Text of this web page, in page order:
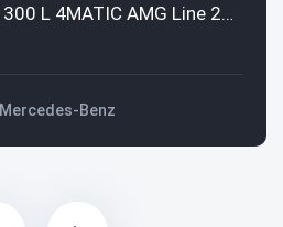
Mercedes-Benz GLC 300 L 4MATIC AMG Line 2020
Mercedes-Benz